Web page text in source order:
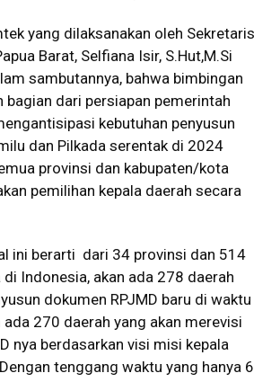
yang dilaksanakan oleh Sekretaris
Barat, Selfiana Isir, S.Hut,M.Si
sambutannya, bahwa bimbingan
bagian dari persiapan pemerintah
kebutuhan penyusun
dan Pilkada serentak di 2024
provinsi dan kabupaten/kota
pemilihan kepala daerah secara
ini berarti dari 34 provinsi dan 514
Indonesia, akan ada 278 daerah
dokumen RPJMD baru di waktu
ada 270 daerah yang akan merevisi
nya berdasarkan visi misi kepala
tenggang waktu yang hanya 6